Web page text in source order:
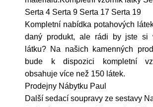
Serta 4 Serta 9 Serta 17 Serta 19
Kompletní nabídka potahových
daný produkt, ale rádi by jste si
látku? Na našich kamenných
bude k dispozici kompletní
obsahuje více než 150 látek.
Prodejny Nábytku Paul
Další sedací soupravy ze sestavy